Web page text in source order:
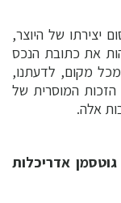
יצירתו של היוצר,
את כתובת הנכס
מכל מקום, לדעתנו,
הזכות המוסרית של
אלה.
09 ורדי נ' א. גוטסמן אדריכלות